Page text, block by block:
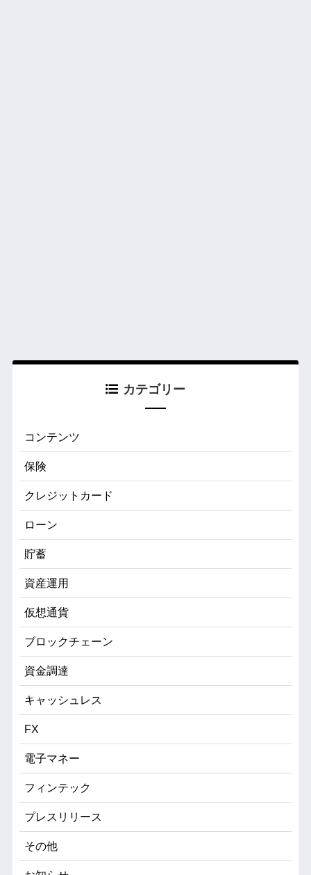
カテゴリー
コンテンツ
保険
クレジットカード
ローン
貯蓄
資産運用
仮想通貨
ブロックチェーン
資金調達
キャッシュレス
FX
電子マネー
フィンテック
プレスリリース
その他